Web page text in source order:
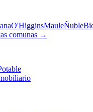
O'HigginsMauleÑuble
comunas →